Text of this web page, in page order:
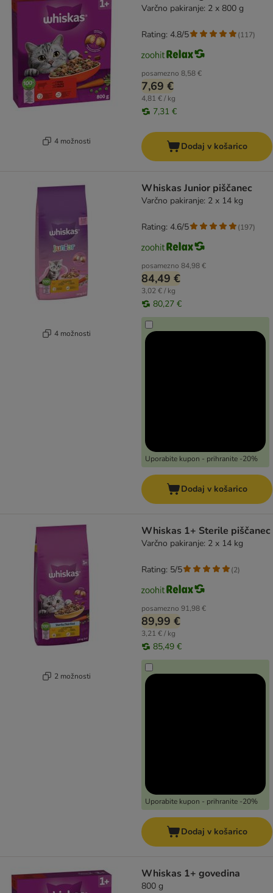
4 možnosti
Varčno pakiranje: 2 x 800 g
posamezno 8,58 €
7,69 €
4,81 € / kg
7,31 €
Rating: 4.8/5 (117)
Dodaj v košarico
4 možnosti
Whiskas Junior piščanec
Varčno pakiranje: 2 x 14 kg
posamezno 84,98 €
84,49 €
3,02 € / kg
80,27 €
Uporabite kupon - prihranite -20%
Rating: 4.6/5 (197)
Dodaj v košarico
2 možnosti
Whiskas 1+ Sterile piščanec
Varčno pakiranje: 2 x 14 kg
posamezno 91,98 €
89,99 €
3,21 € / kg
85,49 €
Uporabite kupon - prihranite -20%
Rating: 5/5 (2)
Dodaj v košarico
Whiskas 1+ govedina
800 g